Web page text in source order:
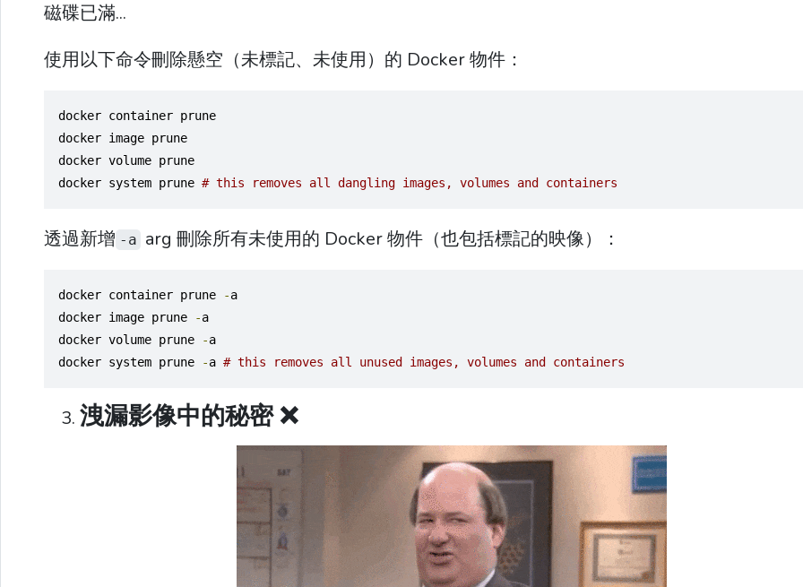
磁碟已滿...
使用以下命令刪除懸空（未標記、未使用）的 Docker 物件：
docker container prune
docker image prune
docker volume prune
docker system prune # this removes all dangling images, volumes and containers
透過新增 -a arg 刪除所有未使用的 Docker 物件（也包括標記的映像）：
docker container prune -a
docker image prune
-a
docker volume prune
-a
docker system prune
-a # this removes all unused images, volumes and containers
洩漏影像中的秘密 ❌